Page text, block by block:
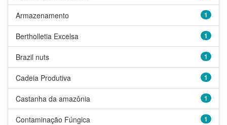
1
Armazenamento
1
Bertholletia Excelsa
1
Brazil nuts
1
Cadeia Produtiva
1
Castanha da amazônia
1
Contaminação Fúngica